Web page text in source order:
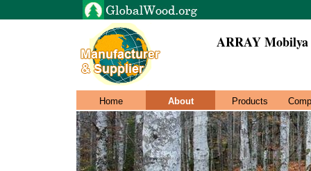
ARRAY
Home About Products